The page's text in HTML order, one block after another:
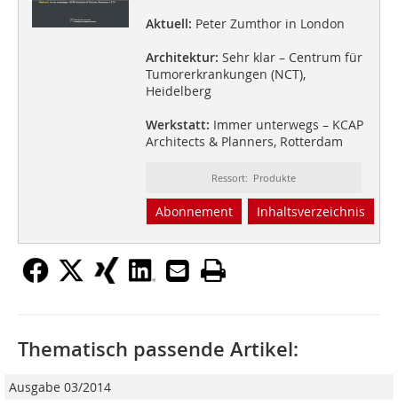
Aktuell: Peter Zumthor in London
Architektur: Sehr klar – Centrum für
Tumorerkrankungen (NCT),
Heidelberg
Werkstatt: Immer unterwegs – KCAP
Architects & Planners, Rotterdam
Ressort: Produkte
Abonnement Inhaltsverzeichnis
Thematisch passende Artikel:
Ausgabe 03/2014